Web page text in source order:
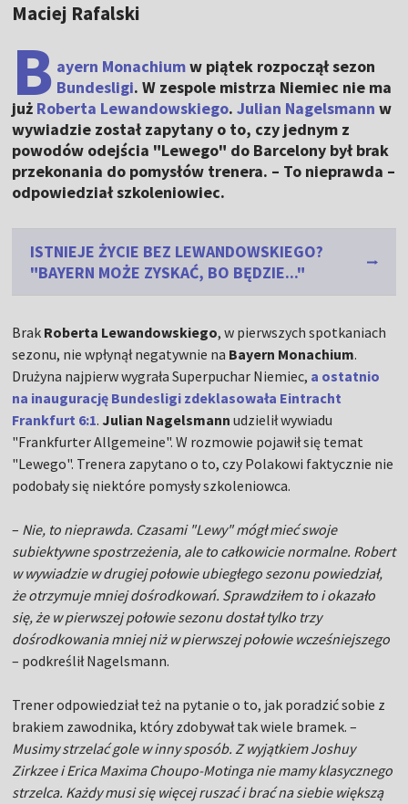
Maciej Rafalski
B ayern Monachiumw piątek rozpoczął sezon
Bundesligi. W zespole mistrza Niemiec nie ma
już Roberta Lewandowskiego.Julian Nagelsmann w
wywiadzie został zapytany o to, czy jednym z
powodów odejścia "Lewego" do Barcelony był brak
przekonania do pomysłów trenera. – To nieprawda –
odpowiedział szkoleniowiec.
ISTNIEJE ŻYCIE BEZ LEWANDOWSKIEGO?
"BAYERN MOŻE ZYSKAĆ, BO BĘDZIE..."
Brak Roberta Lewandowskiego, w pierwszych spotkaniach
sezonu, nie wpłynął negatywnie na Bayern Monachium.
Drużyna najpierw wygrała Superpuchar Niemiec, a ostatnio
na inaugurację Bundesligi zdeklasowała Eintracht
Frankfurt 6:1. Julian Nagelsmann udzielił wywiadu
"Frankfurter Allgemeine". W rozmowie pojawił się temat
"Lewego". Trenera zapytano o to, czy Polakowi faktycznie nie
podobały się niektóre pomysły szkoleniowca.
– Nie, to nieprawda. Czasami "Lewy" mógł mieć swoje
subiektywne spostrzeżenia, ale to całkowicie normalne. Robert
w wywiadzie w drugiej połowie ubiegłego sezonu powiedział,
że otrzymuje mniej dośrodkowań. Sprawdziłem to i okazało
się, że w pierwszej połowie sezonu dostał tylko trzy
dośrodkowania mniej niż w pierwszej połowie wcześniejszego
– podkreślił Nagelsmann.
Trener odpowiedział też na pytanie o to, jak poradzić sobie z
brakiem zawodnika, który zdobywał tak wiele bramek. –
Musimy strzelać gole w inny sposób. Z wyjątkiem Joshuy
Zirkzee i Erica Maxima Choupo-Motinga nie mamy klasycznego
strzelca. Każdy musi się więcej ruszać i brać na siebie większą